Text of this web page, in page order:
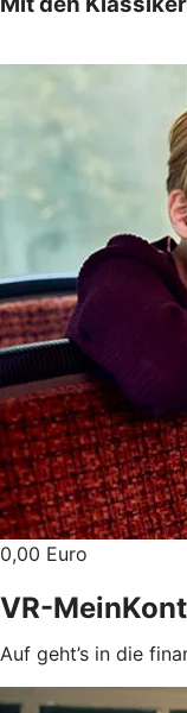
0,00 Euro
VR-
Auf geht’s in die